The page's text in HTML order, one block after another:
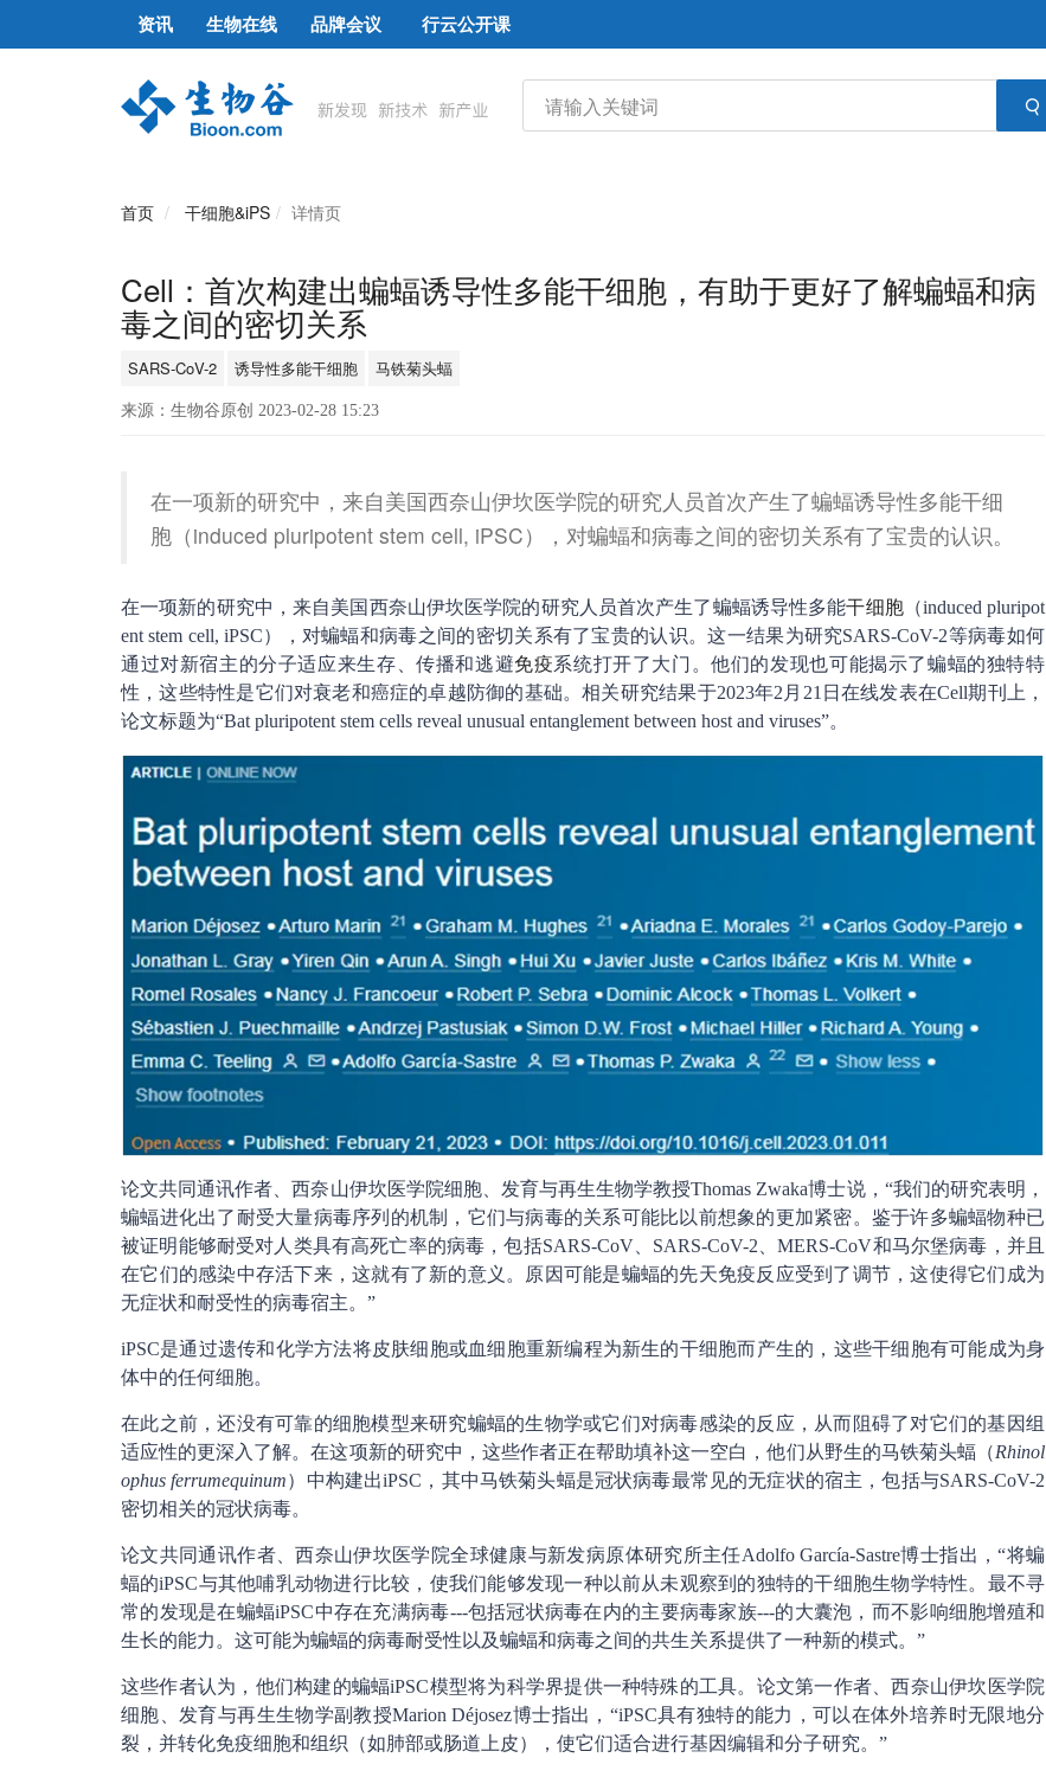
资讯 生物在线 品牌会议 行云公开课
首页 干细胞&iPS 详情页
Cell：首次构建出蝙蝠诱导性多能干细胞，有助于更好了解蝙蝠和病
毒之间的密切关系
SARS-CoV-2 诱导性多能干细胞 马铁菊头蝠
来源：生物谷原创 2023-02-28 15:23
在一项新的研究中，来自美国西奈山伊坎医学院的研究人员首次产生了蝙蝠诱导性多能干细
胞（induced pluripotent stem cell, iPSC），对蝙蝠和病毒之间的密切关系有了宝贵的认识。
在一项新的研究中，来自美国西奈山伊坎医学院的研究人员首次产生了蝙蝠诱导性多能干细胞（induced pluripot
ent stem cell, iPSC），对蝙蝠和病毒之间的密切关系有了宝贵的认识。这一结果为研究SARS-CoV-2等病毒如何
通过对新宿主的分子适应来生存、传播和逃避免疫系统打开了大门。他们的发现也可能揭示了蝙蝠的独特特
性，这些特性是它们对衰老和癌症的卓越防御的基础。相关研究结果于2023年2月21日在线发表在Cell期刊上，
论文标题为“Bat pluripotent stem cells reveal unusual entanglement between host and viruses”。
论文共同通讯作者、西奈山伊坎医学院细胞、发育与再生生物学教授Thomas Zwaka博士说，“我们的研究表明，
蝙蝠进化出了耐受大量病毒序列的机制，它们与病毒的关系可能比以前想象的更加紧密。鉴于许多蝙蝠物种已
被证明能够耐受对人类具有高死亡率的病毒，包括SARS-CoV、SARS-CoV-2、MERS-CoV和马尔堡病毒，并且
在它们的感染中存活下来，这就有了新的意义。原因可能是蝙蝠的先天免疫反应受到了调节，这使得它们成为
无症状和耐受性的病毒宿主。”
iPSC是通过遗传和化学方法将皮肤细胞或血细胞重新编程为新生的干细胞而产生的，这些干细胞有可能成为身
体中的任何细胞。
在此之前，还没有可靠的细胞模型来研究蝙蝠的生物学或它们对病毒感染的反应，从而阻碍了对它们的基因组
适应性的更深入了解。在这项新的研究中，这些作者正在帮助填补这一空白，他们从野生的马铁菊头蝠（Rhinol
ophus ferrumequinum）中构建出iPSC，其中马铁菊头蝠是冠状病毒最常见的无症状的宿主，包括与SARS-CoV-2
密切相关的冠状病毒。
论文共同通讯作者、西奈山伊坎医学院全球健康与新发病原体研究所主任Adolfo García-Sastre博士指出，“将蝙
蝠的iPSC与其他哺乳动物进行比较，使我们能够发现一种以前从未观察到的独特的干细胞生物学特性。最不寻
常的发现是在蝙蝠iPSC中存在充满病毒---包括冠状病毒在内的主要病毒家族---的大囊泡，而不影响细胞增殖和
生长的能力。这可能为蝙蝠的病毒耐受性以及蝙蝠和病毒之间的共生关系提供了一种新的模式。”
这些作者认为，他们构建的蝙蝠iPSC模型将为科学界提供一种特殊的工具。论文第一作者、西奈山伊坎医学院
细胞、发育与再生生物学副教授Marion Déjosez博士指出，“iPSC具有独特的能力，可以在体外培养时无限地分
裂，并转化免疫细胞和组织（如肺部或肠道上皮），使它们适合进行基因编辑和分子研究。”